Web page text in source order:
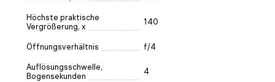
Höchste praktische
Vergrößerung, x
140
Öffnungsverhältnis f/4
Auflösungsschwelle,
Bogensekunden
4